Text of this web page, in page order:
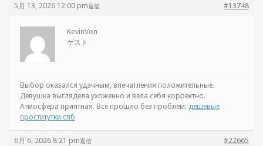
5月 13, 2026 12:00 pm #13748
返信
KevinVon
ゲスト
Выбор оказался удачным, впечатления положительные.
Девушка выглядела ухоженно и вела себя корректно.
Атмосфера приятная. Всё прошло без проблем: дешевые
проститутки спб
6月 6, 2026 8:21 pm #22665
返信